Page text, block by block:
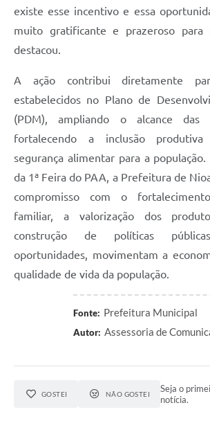
existe esse incentivo e essa
muito gratificante e prazeroso para
destacou.
A ação contribui diretamente
estabelecidos no Plano de
(PDM), ampliando o alcance das
fortalecendo a inclusão
segurança alimentar para a
da 1ª Feira do PAA, a Prefeitura de
compromisso com o
familiar, a valorização dos
construção de políticas
oportunidades, movimentam a
qualidade de vida da população.
Fonte: Prefeitura Municipal
Autor: Assessoria de
GOSTEI NÃO GOSTEI
Seja o
notícia.